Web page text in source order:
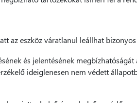
az eszköz váratlanul leállhat
és jelentésének
ideiglenesen nem védett